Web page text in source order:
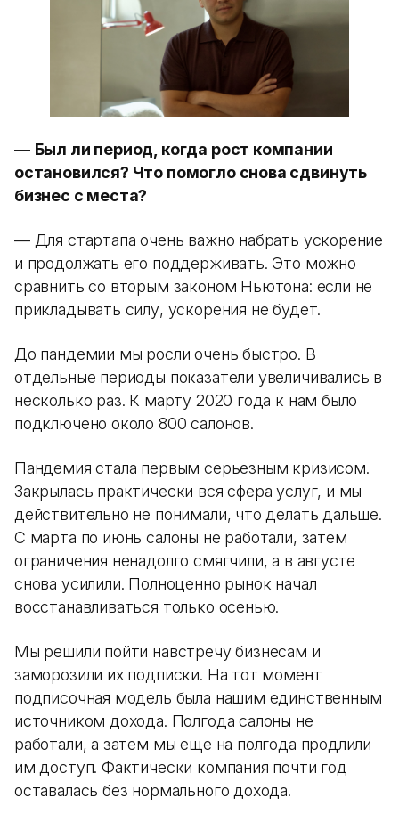
— Был ли период, когда рост компании
остановился? Что помогло снова сдвинуть
бизнес с места?
— Для стартапа очень важно набрать ускорение
и продолжать его поддерживать. Это можно
сравнить со вторым законом Ньютона: если не
прикладывать силу, ускорения не будет.
До пандемии мы росли очень быстро. В
отдельные периоды показатели увеличивались в
несколько раз. К марту 2020 года к нам было
подключено около 800 салонов.
Пандемия стала первым серьезным кризисом.
Закрылась практически вся сфера услуг, и мы
действительно не понимали, что делать дальше.
С марта по июнь салоны не работали, затем
ограничения ненадолго смягчили, а в августе
снова усилили. Полноценно рынок начал
восстанавливаться только осенью.
Мы решили пойти навстречу бизнесам и
заморозили их подписки. На тот момент
подписочная модель была нашим единственным
источником дохода. Полгода салоны не
работали, а затем мы еще на полгода продлили
им доступ. Фактически компания почти год
оставалась без нормального дохода.